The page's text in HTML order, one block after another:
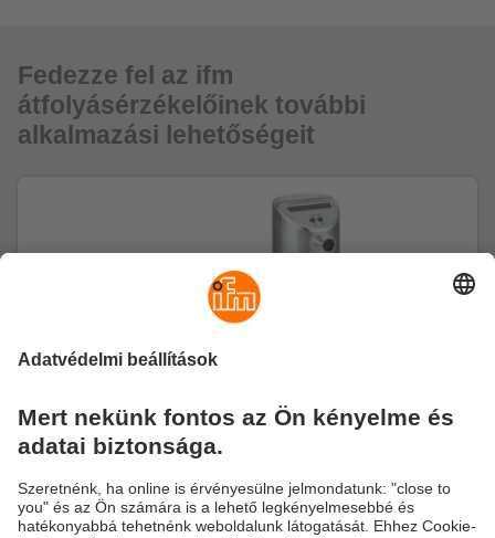
Fedezze fel az ifm
átfolyásérzékelőinek további
alkalmazási lehetőségeit